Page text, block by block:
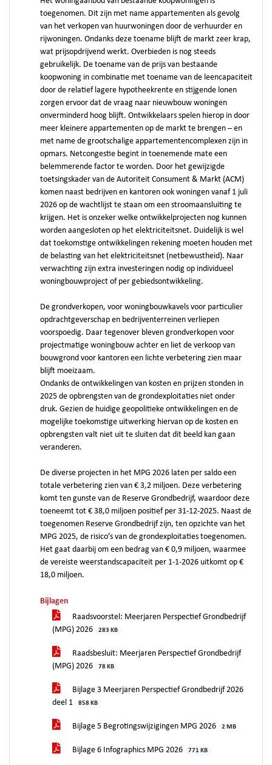
toegenomen. Dit zijn met name appartementen als gevolg
van het verkopen van huurwoningen door de verhuurder en
rijwoningen. Ondanks deze toename blijft de markt zeer krap,
wat prijsopdrijvend werkt. Overbieden is nog steeds
gebruikelijk. De toename van de prijs van bestaande
koopwoning in combinatie met toename van de leencapaciteit
door de relatief lagere hypotheekrente en stijgende lonen
zorgen ervoor dat de vraag naar nieuwbouw woningen
onverminderd hoog blijft. Ontwikkelaars spelen hierop in door
meer kleinere appartementen op de markt te brengen – en
met name de grootschalige appartementencomplexen zijn in
opmars. Netcongestie begint in toenemende mate een
belemmerende factor te worden. Door het gewijzigde
toetsingskader van de Autoriteit Consument & Markt (ACM)
komen naast bedrijven en kantoren ook woningen vanaf 1 juli
2026 op de wachtlijst te staan om een stroomaansluiting te
krijgen. Het is onzeker welke ontwikkelprojecten nog kunnen
worden aangesloten op het elektriciteitsnet. Duidelijk is wel
dat toekomstige ontwikkelingen rekening moeten houden met
de belasting van het elektriciteitsnet (netbewustheid). Naar
verwachting zijn extra investeringen nodig op individueel
woningbouwproject of per gebiedsontwikkeling.
De grondverkopen, voor woningbouwkavels voor particulier
opdrachtgeverschap en bedrijventerreinen verliepen
voorspoedig. Daar tegenover bleven grondverkopen voor
projectmatige woningbouw achter en liet de verkoop van
bouwgrond voor kantoren een lichte verbetering zien maar
blijft moeizaam.
Ondanks de ontwikkelingen van kosten en prijzen stonden in
2025 de opbrengsten van de grondexploitaties niet onder
druk. Gezien de huidige geopolitieke ontwikkelingen en de
mogelijke toekomstige uitwerking hiervan op de kosten en
opbrengsten valt niet uit te sluiten dat dit beeld kan gaan
veranderen.
De diverse projecten in het MPG 2026 laten per saldo een
totale verbetering zien van € 3,2 miljoen. Deze verbetering
komt ten gunste van de Reserve Grondbedrijf, waardoor deze
toeneemt tot € 38,0 miljoen positief per 31-12-2025. Naast de
toegenomen Reserve Grondbedrijf zijn, ten opzichte van het
MPG 2025, de risico’s van de grondexploitaties toegenomen.
Het gaat daarbij om een bedrag van € 0,9 miljoen, waarmee
de vereiste weerstandscapaciteit per 1-1-2026 uitkomt op €
18,0 miljoen.
Bijlagen
Raadsvoorstel: Meerjaren Perspectief Grondbedrijf
(MPG) 2026
283 KB
Raadsbesluit: Meerjaren Perspectief Grondbedrijf
(MPG) 2026
78 KB
Bijlage 3 Meerjaren Perspectief Grondbedrijf 2026
deel 1
858 KB
Bijlage 5 Begrotingswijzigingen MPG 2026 2 MB
Bijlage 6 Infographics MPG 2026 771 KB